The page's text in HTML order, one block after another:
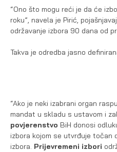
“Ono što mogu reći je da će
roku”, navela je Pirić,
održavanje izbora 90 dana od
Takva je odredba jasno
“Ako je neki izabrani organ
mandat u skladu s ustavom i
povjerenstvo BiH donosi
izbora kojom se utvrđuje točan
izbora. Prijevremeni izbori